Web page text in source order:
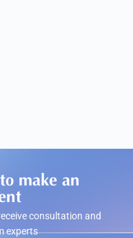
make an
consultation and
experts